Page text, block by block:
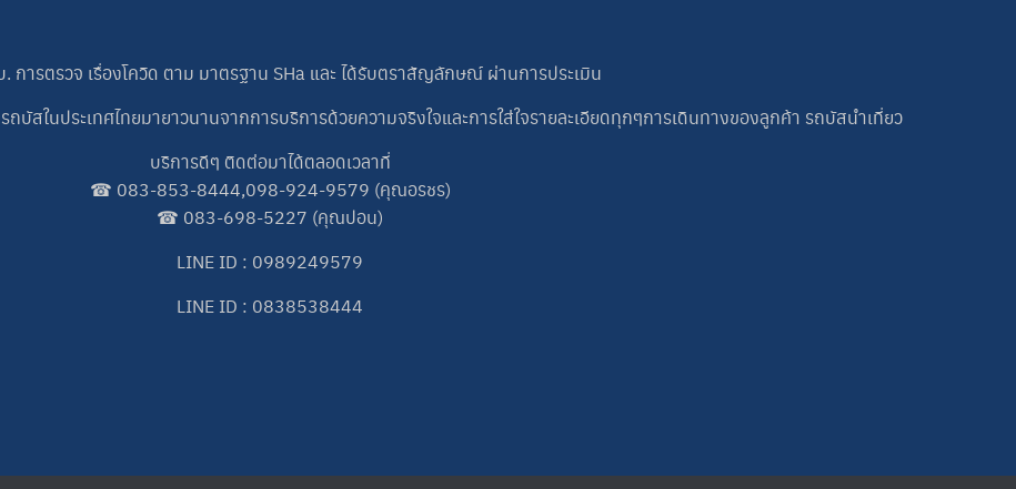
บ. การตรวจ เรื่องโควิด ตาม มาตรฐาน SHa และ ได้รับตราสัญลักษณ์ ผ่านการประเมิน
บัสในประเทศไทยมายาวนานจากการบริการด้วยความจริงใจและการใส่ใจรายละเอียดทุกๆการเดินทางของลูกค้า รถบัสนำเที่ยว
บริการดีๆ ติดต่อมาได้ตลอดเวลาที่
☎ 083-853-8444,098-924-9579 (คุณอรชร)
☎ 083-698-5227 (คุณปอน)
LINE ID : 0989249579
LINE ID : 0838538444